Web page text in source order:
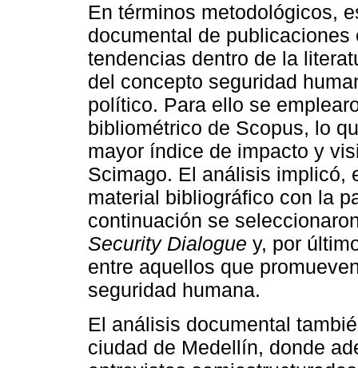
En términos metodológicos,
documental de
tendencias dentro de la
del concepto seguridad
político. Para ello se
bibliométrico de Scopus, lo
mayor índice de impacto y
Scimago. El análisis implicó,
material bibliográfico con la
continuación se
Security Dialogue y, por
entre aquellos que
seguridad humana.
El análisis documental
ciudad de Medellín, donde